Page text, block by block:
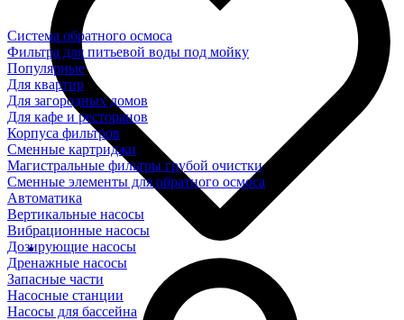
Система обратного осмоса
Фильтра для питьевой воды под мойку
Популярные
Для квартир
Для загородных домов
Для кафе и ресторанов
Корпуса фильтров
Сменные картриджи
Магистральные фильтры грубой очистки
Сменные элементы для обратного осмоса
Автоматика
Вертикальные насосы
Вибрационные насосы
Дозирующие насосы
Дренажные насосы
Запасные части
Насосные станции
Насосы для бассейна